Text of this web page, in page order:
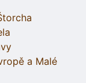
a Malé